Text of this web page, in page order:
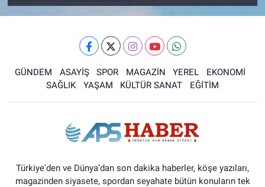
GÜNDEM ASAYİŞ SPOR MAGAZİN YEREL
EKONOMİ
SAĞLIK
YAŞAM KÜLTÜR SANAT EĞİTİM
Türkiye'den ve Dünya’dan son dakika haberler, köşe yazıları,
magazinden siyasete, spordan seyahate bütün konuların tek